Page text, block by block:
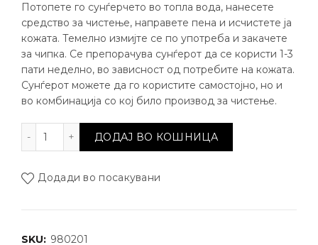
Потопете го сунѓерчето во топла вода, нанесете
средство за чистење, направете пена и исчистете ја
кожата. Темелно измијте се по употреба и закачете
за чипка. Се препорачува сунѓерот да се користи 1-3
пати неделно, во зависност од потребите на кожата.
Сунѓерот можете да го користите самостојно, но и
во комбинација со кој било производ за чистење.
Коњаку сунѓерче за лице количина
ДОДАЈ ВО КОШНИЦА
Додади во посакувани
SKU: 980201